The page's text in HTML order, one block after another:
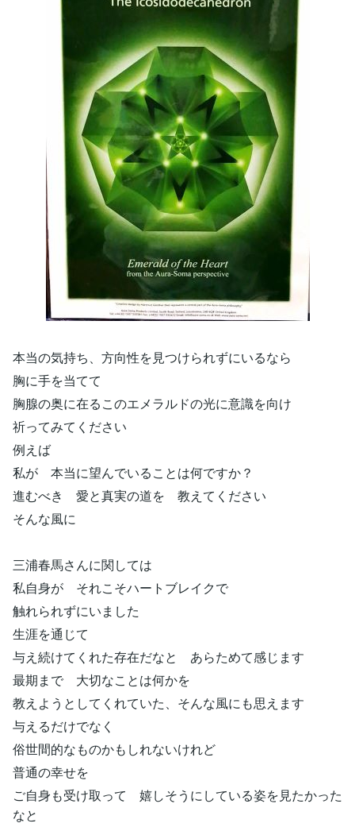
本当の気持ち、方向性を見つけられずにいるなら
胸に手を当てて
胸腺の奥に在るこのエメラルドの光に意識を向け
祈ってみてください
例えば
私が 本当に望んでいることは何ですか？
進むべき 愛と真実の道を 教えてください
そんな風に
三浦春馬さんに関しては
私自身が それこそハートブレイクで
触れられずにいました
生涯を通じて
与え続けてくれた存在だなと あらためて感じます
最期まで 大切なことは何かを
教えようとしてくれていた、そんな風にも思えます
与えるだけでなく
俗世間的なものかもしれないけれど
普通の幸せを
ご自身も受け取って 嬉しそうにしている姿を見たかった
なと